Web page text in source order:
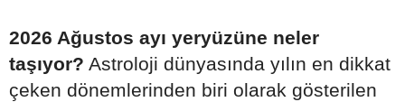
2026 Ağustos ayı yeryüzüne neler
taşıyor? Astroloji dünyasında yılın en dikkat
çeken dönemlerinden biri olarak gösterilen